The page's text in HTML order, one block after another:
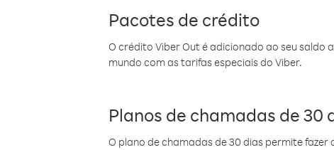
Pacotes de crédito
O crédito Viber Out é adicionado ao seu saldo
mundo com as tarifas especiais do Viber.
Planos de chamadas de 30
O plano de chamadas de 30 dias permite